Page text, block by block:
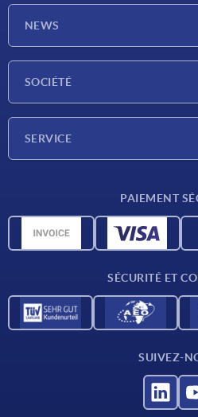
NEWS
SOCIÉTÉ
SERVICE
Données CAO
PAIEMENT
SÉCURITÉ ET
SUIVEZ-